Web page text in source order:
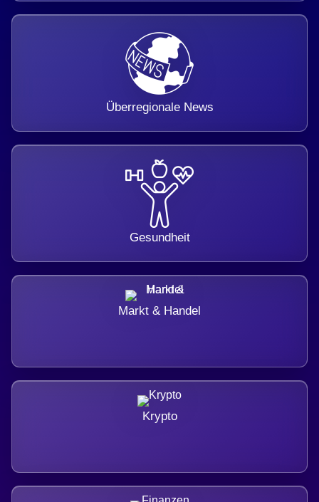
Überregionale News
Gesundheit
Markt & Handel
Krypto